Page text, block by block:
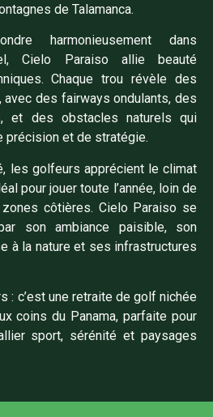
de Talamanca.
harmonieusement dans
Cielo Paraiso allie beauté
Chaque trou révèle des
des fairways ondulants, des
et des obstacles naturels qui
précision et de stratégie.
les golfeurs apprécient le climat
pour jouer toute l’année, loin de
côtières. Cielo Paraiso se
son ambiance paisible, son
à la nature et ses infrastructures
: c’est une retraite de golf nichée
coins du Panama, parfaite pour
sport, sérénité et paysages